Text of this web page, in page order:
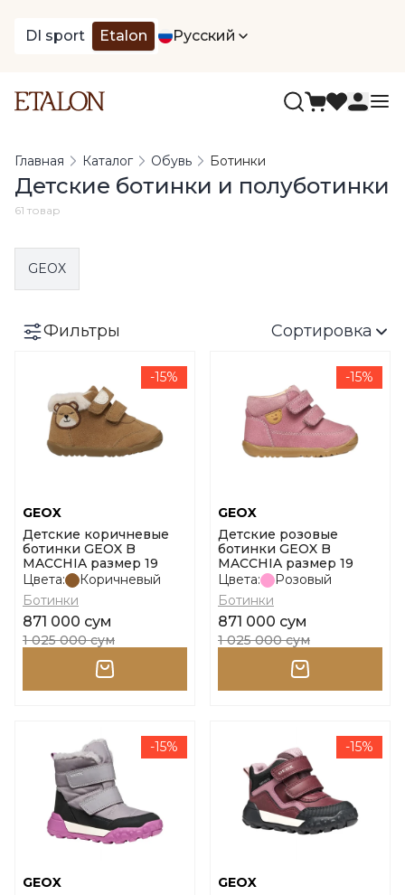
DI sport Etalon Русский
Главная Каталог Обувь Ботинки
Детские ботинки и полуботинки
61 товар
GEOX
Фильтры Сортировка
-15%
GEOX
Детские коричневые
ботинки GEOX B
MACCHIA размер 19
Цвета:
Коричневый
Ботинки
871 000 сум
1 025 000 сум
-15%
GEOX
Детские розовые
ботинки GEOX B
MACCHIA размер 19
Цвета:
Розовый
Ботинки
871 000 сум
1 025 000 сум
-15%
GEOX
-15%
GEOX